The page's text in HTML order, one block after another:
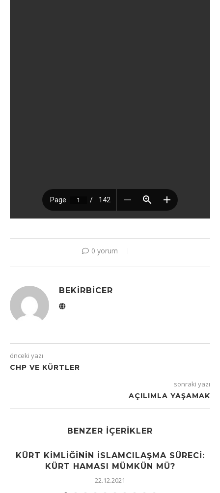
0 yorum
BEKIRBICER
önceki yazı
CHP VE KÜRTLER
sonraki yazı
AÇILIMLA YAŞAMAK
BENZER İÇERIKLER
KÜRT KIMLIĞININ İSLAMCILAŞMA SÜRECI:
KÜRT HAMASI MÜMKÜN MÜ?
22.12.2021